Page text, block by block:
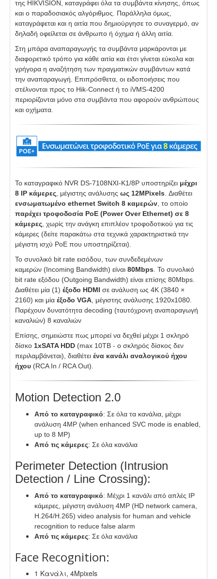
της HIKVISION, καταγράφει όλα τα συμβάντα κίνησης, όπως
και ο παραδοσιακός αλγόριθμος. Παράλληλα όμως,
καταγράφεται και η αιτία που δημιούργησε το συναγερμό, αν
δηλαδή οφείλεται σε άνθρωπο ή όχημα ή άλλη αιτία.
Στη μπάρα αναπαραγωγής τα συμβάντα μαρκάρονται με
διαφορετικό τρόπο για κάθε αιτία και έτσι γίνεται εύκολα και
γρήγορα η αναζήτηση των πραγματικών συμβάντων κατά
την αναπαραγωγή. Επιπρόσθετα, οι ειδοποιήσεις που
στέλνονται προς το Hik-Connect ή το iVMS-4200
περιορίζονται μόνο στα συμβάντα που αφορούν ανθρώπους
και οχήματα.
Το καταγραφικό NVR DS-7108NXI-K1/8P υποστηρίζει μέχρι
8 IP κάμερες, μέγιστης ανάλυσης ως 12MPixels. Διαθέτει
ενσωματωμένο ethernet Switch 8 καμερών, το οποίο
παρέχει τροφοδοσία PoE (Power Over Ethernet) σε 8
κάμερες, χωρίς την ανάγκη επιπλέον τροφοδοτικού για τις
κάμερες (δείτε παρακάτω στα τεχνικά χαρακτηριστικά την
μέγιστη ισχύ PoE που υποστηρίζεται).
To συνολικό bit rate εισόδου, των συνδεδεμένων
καμερών (Incoming Bandwidth) είναι 80Mbps. To συνολικό
bit rate εξόδου (Outgoing Bandwidth) είναι επίσης 80Mbps.
Διαθέτει μία (1) έξοδο HDMI σε ανάλυση ως 4K (3840 ×
2160) και μία έξοδο VGA, μέγιστης ανάλυσης 1920x1080.
Παρέχουν δυνατότητα decoding (ταυτόχρονη αναπαραγωγή
καναλιών) 8 καναλιών
Επίσης, σημειώστε πως μπορεί να δεχθεί μέχρι 1 σκληρό
δίσκο 1xSATA HDD (max 10TB - ο σκληρός δίσκος δεν
περιλαμβάνεται), διαθέτει ένα κανάλι αναλογικού ήχου
ήχου (RCA In / RCA Out).
Motion Detection 2.0
Από το καταγραφικό: Σε όλα τα κανάλια, μέχρι
ανάλυση 4MP (when enhanced SVC mode is enabled,
up to 8 MP)
Από τις κάμερες: Σε όλα κανάλια
Perimeter Detection (Intrusion
Detection / Line Crossing):
Από το καταγραφικό: Μέχρι 1 κανάλι από απλές IP
κάμερες, μέγιστη ανάλυση 4MP (HD network camera,
H.264/H.265) video analysis for human and vehicle
recognition to reduce false alarm
Από τις κάμερες: Σε όλα κανάλια
Face Recognition:
1 Κανάλι, 4Mpixels